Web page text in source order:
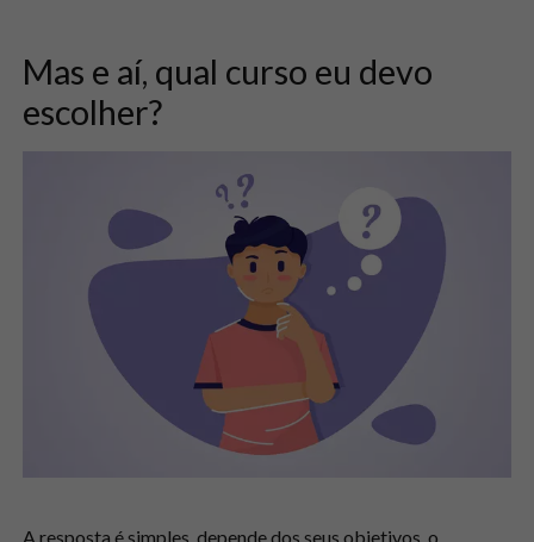
Mas e aí, qual curso eu devo
escolher?
A resposta é simples, depende dos seus objetivos, o